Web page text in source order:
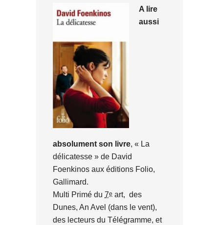
A lire
aussi
absolument son livre, « La
délicatesse » de David
Foenkinos aux éditions Folio,
Gallimard.
Multi Primé du 7e art, des
Dunes, An Avel (dans le vent),
des lecteurs du Télégramme, et